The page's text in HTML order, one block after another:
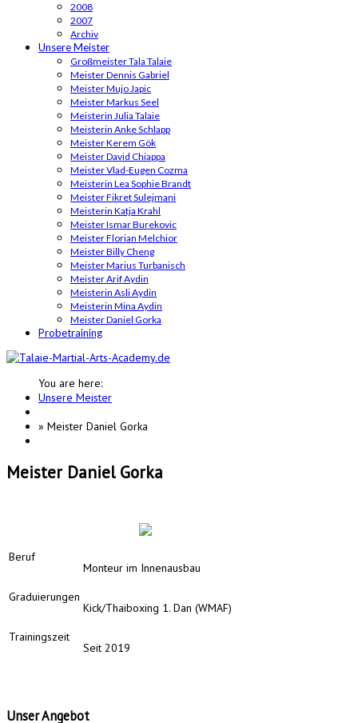
2008
2007
Archiv
Unsere Meister
Großmeister Tala Talaie
Meister Dennis Gabriel
Meister Mujo Japic
Meister Markus Seel
Meisterin Julia Talaie
Meisterin Anke Schlapp
Meister Kerem Gök
Meister David Chiappa
Meister Vlad-Eugen Cozma
Meisterin Lea Sophie Brandt
Meister Fikret Sulejmani
Meisterin Katja Krahl
Meister Ismar Burekovic
Meister Florian Melchior
Meister Billy Cheng
Meister Marius Turbanisch
Meister Arif Aydin
Meisterin Asli Aydin
Meisterin Mina Aydin
Meister Daniel Gorka
Probetraining
You are here:
Unsere Meister
» Meister Daniel Gorka
Meister Daniel Gorka
Beruf
Monteur im Innenausbau
Graduierungen
Kick/Thaiboxing 1. Dan (WMAF)
Trainingszeit
Seit 2019
UnserAngebot